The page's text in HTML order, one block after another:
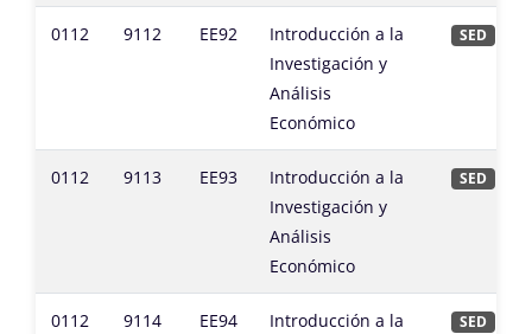
0112 9112 EE92
Introducción a la
Investigación y
Análisis
Económico
SED
0112 9113 EE93
Introducción a la
Investigación y
Análisis
Económico
SED
0112 9114 EE94
Introducción a la
SED